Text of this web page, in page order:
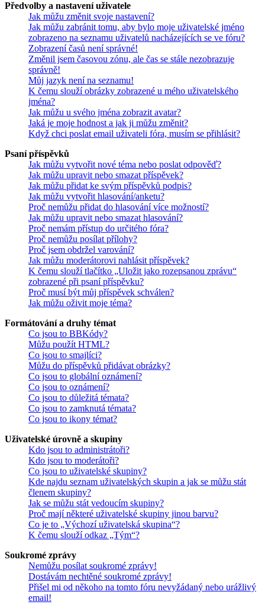
Předvolby a nastavení uživatele
Jak můžu změnit svoje nastavení?
Jak můžu zabránit tomu, aby bylo moje uživatelské jméno
zobrazeno na seznamu uživatelů nacházejících se ve fóru?
Zobrazení časů není správné!
Změnil jsem časovou zónu, ale čas se stále nezobrazuje
správně!
Můj jazyk není na seznamu!
K čemu slouží obrázky zobrazené u mého uživatelského
jména?
Jak můžu u svého jména zobrazit avatar?
Jaká je moje hodnost a jak ji můžu změnit?
Když chci poslat email uživateli fóra, musím se přihlásit?
Psaní příspěvků
Jak můžu vytvořit nové téma nebo poslat odpověď?
Jak můžu upravit nebo smazat příspěvek?
Jak můžu přidat ke svým příspěvků podpis?
Jak můžu vytvořit hlasování/anketu?
Proč nemůžu přidat do hlasování více možností?
Jak můžu upravit nebo smazat hlasování?
Proč nemám přístup do určitého fóra?
Proč nemůžu posílat přílohy?
Proč jsem obdržel varování?
Jak můžu moderátorovi nahlásit příspěvek?
K čemu slouží tlačítko „Uložit jako rozepsanou zprávu“
zobrazené při psaní příspěvku?
Proč musí být můj příspěvek schválen?
Jak můžu oživit moje téma?
Formátování a druhy témat
Co jsou to BBKódy?
Můžu použít HTML?
Co jsou to smajlíci?
Můžu do příspěvků přidávat obrázky?
Co jsou to globální oznámení?
Co jsou to oznámení?
Co jsou to důležitá témata?
Co jsou to zamknutá témata?
Co jsou to ikony témat?
Uživatelské úrovně a skupiny
Kdo jsou to administrátoři?
Kdo jsou to moderátoři?
Co jsou to uživatelské skupiny?
Kde najdu seznam uživatelských skupin a jak se můžu stát
členem skupiny?
Jak se můžu stát vedoucím skupiny?
Proč mají některé uživatelské skupiny jinou barvu?
Co je to „Výchozí uživatelská skupina“?
K čemu slouží odkaz „Tým“?
Soukromé zprávy
Nemůžu posílat soukromé zprávy!
Dostávám nechtěné soukromé zprávy!
Přišel mi od někoho na tomto fóru nevyžádaný nebo urážlivý
email!